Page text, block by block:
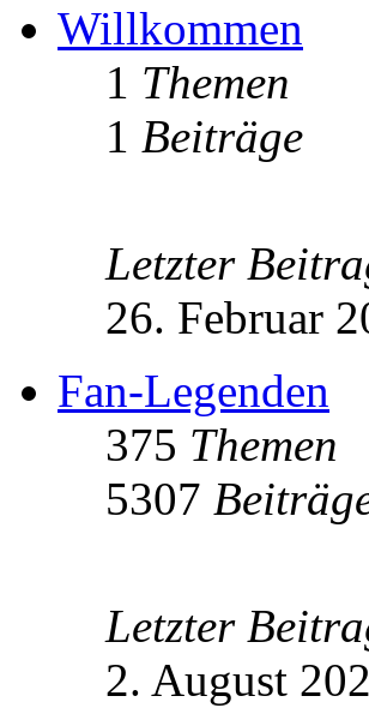
Willkommen
1 Themen
1 Beiträge
Letzter
26. Februar
Fan-Legenden
375 Themen
5307
Letzter
2. August